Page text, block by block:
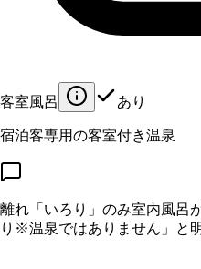
客室風呂 あり
宿泊客専用の客室付き温泉
離れ「いろり」のみ室内風呂
り※温泉ではありません」と明